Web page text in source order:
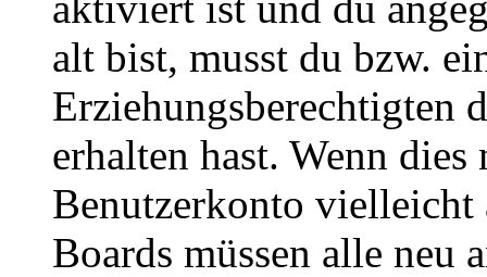
alt bist, musst du bzw.
Erziehungsberechtigten
erhalten hast. Wenn
Benutzerkonto
Boards müssen alle neu